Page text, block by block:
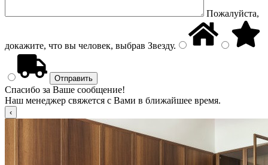
Пожалуйста,
докажите, что вы человек, выбрав Звезду.
Спасибо за Ваше сообщение!
Наш менеджер свяжется с Вами в ближайшее время.